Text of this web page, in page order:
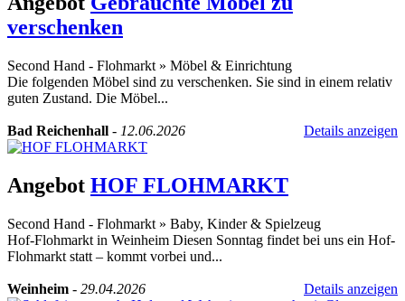
verschenken
Second Hand - Flohmarkt » Möbel & Einrichtung
Die folgenden Möbel sind zu verschenken. Sie sind in einem relativ
guten Zustand. Die Möbel...
Bad Reichenhall - 12.06.2026 Details anzeigen
Angebot HOF FLOHMARKT
Second Hand - Flohmarkt » Baby, Kinder & Spielzeug
Hof-Flohmarkt in Weinheim Diesen Sonntag findet bei uns ein Hof-
Flohmarkt statt – kommt vorbei und...
Weinheim - 29.04.2026 Details anzeigen